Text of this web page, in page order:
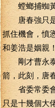
螳螂捕蜘黃
唐春強只是
抓住機會，憤
和姜浩是姻親
剛才曹永泰
箭，此刻，唐
省委常委會
只是十幾個大